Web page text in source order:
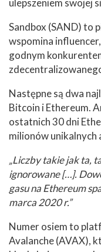
Sandbox (SAND) to
wspomina
godnym
Następne są dwa
Bitcoin i Ethereum.
ostatnich 30 dni
milionów unikalnych
„Liczby takie jak ta,
ignorowane […].
gasu na Ethereum
marca 2020 r.”
Numer osiem to
Avalanche (AVAX),